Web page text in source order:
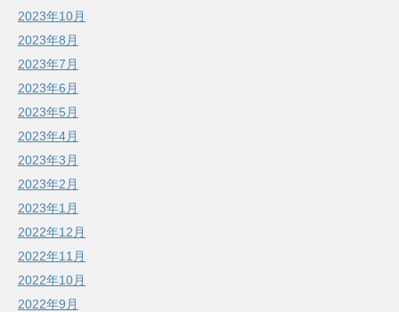
2023年10月
2023年8月
2023年7月
2023年6月
2023年5月
2023年4月
2023年3月
2023年2月
2023年1月
2022年12月
2022年11月
2022年10月
2022年9月